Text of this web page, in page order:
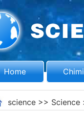
Home
science>> Science